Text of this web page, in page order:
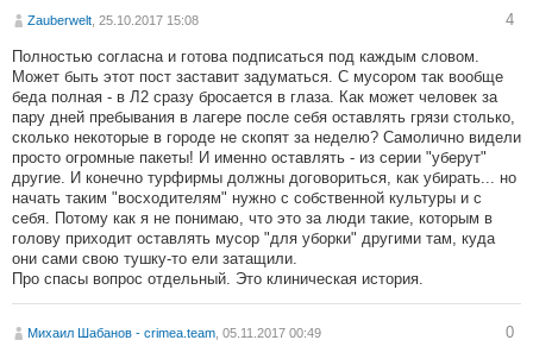
Zauberwelt , 25.10.2017 15:08 4
Полностью согласна и готова подписаться под каждым словом.
Может быть этот пост заставит задуматься. С мусором так вообще
беда полная - в Л2 сразу бросается в глаза. Как может человек за
пару дней пребывания в лагере после себя оставлять грязи столько,
сколько некоторые в городе не скопят за неделю? Самолично видели
просто огромные пакеты! И именно оставлять - из серии "уберут"
другие. И конечно турфирмы должны договориться, как убирать... но
начать таким "восходителям" нужно с собственной культуры и с
себя. Потому как я не понимаю, что это за люди такие, которым в
голову приходит оставлять мусор "для уборки" другими там, куда
они сами свою тушку-то ели затащили.
Про спасы вопрос отдельный. Это клиническая история.
Михаил Шабанов - crimea.team , 05.11.2017 00:49 0